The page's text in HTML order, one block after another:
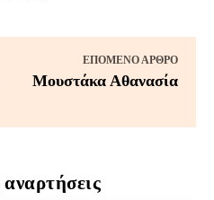
αναρτήσεις
ΕΠΌΜΕΝΟ ΆΡΘΡΟ
Μουστάκα Αθανασία